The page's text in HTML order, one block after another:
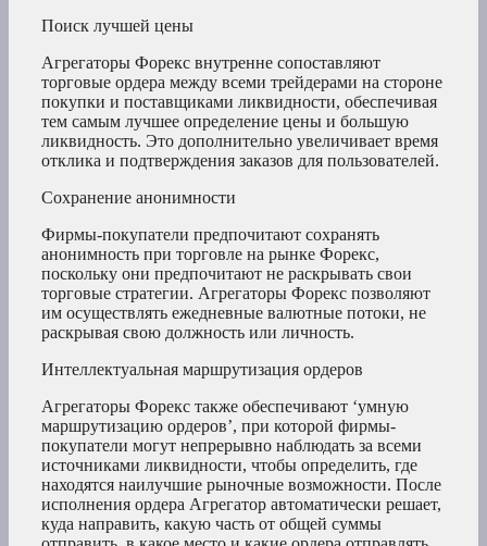
Поиск лучшей цены
Агрегаторы Форекс внутренне сопоставляют
торговые ордера между всеми трейдерами на стороне
покупки и поставщиками ликвидности, обеспечивая
тем самым лучшее определение цены и большую
ликвидность. Это дополнительно увеличивает время
отклика и подтверждения заказов для пользователей.
Сохранение анонимности
Фирмы-покупатели предпочитают сохранять
анонимность при торговле на рынке Форекс,
поскольку они предпочитают не раскрывать свои
торговые стратегии. Агрегаторы Форекс позволяют
им осуществлять ежедневные валютные потоки, не
раскрывая свою должность или личность.
Интеллектуальная маршрутизация ордеров
Агрегаторы Форекс также обеспечивают ‘умную
маршрутизацию ордеров’, при которой фирмы-
покупатели могут непрерывно наблюдать за всеми
источниками ликвидности, чтобы определить, где
находятся наилучшие рыночные возможности. После
исполнения ордера Агрегатор автоматически решает,
куда направить, какую часть от общей суммы